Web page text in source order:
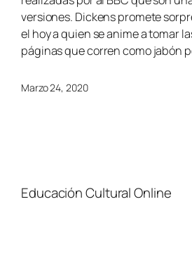
versiones. Dickens promete
el hoy a quien se anime a tomar
páginas que corren como jabón
Marzo 24, 2020
Educación Cultural Online